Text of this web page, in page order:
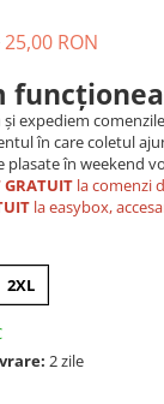
25,00 RON
și expediem comenzile
în care coletul
plasate în weekend
GRATUIT la comenzi
la easybox,
2XL
2 zile